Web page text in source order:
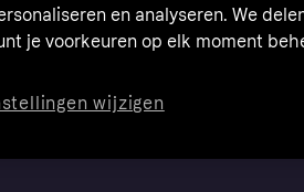
All rights reserved. Klarna Bank AB (publ).
en analyseren. We
je voorkeuren op elk moment
wijzigen